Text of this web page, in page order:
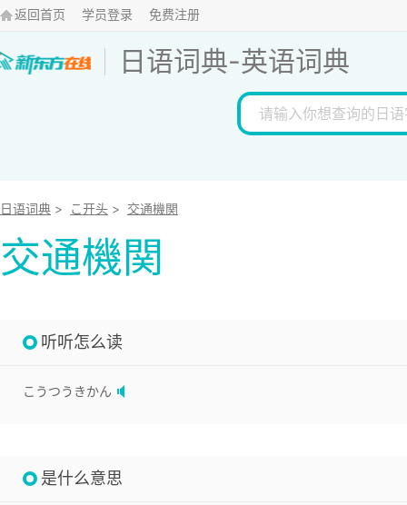
返回首页 学员登录 免费注册
日语词典-英语词典
日语词典 > こ开头 > 交通機関
交通機関
听听怎么读
こうつうきかん
是什么意思